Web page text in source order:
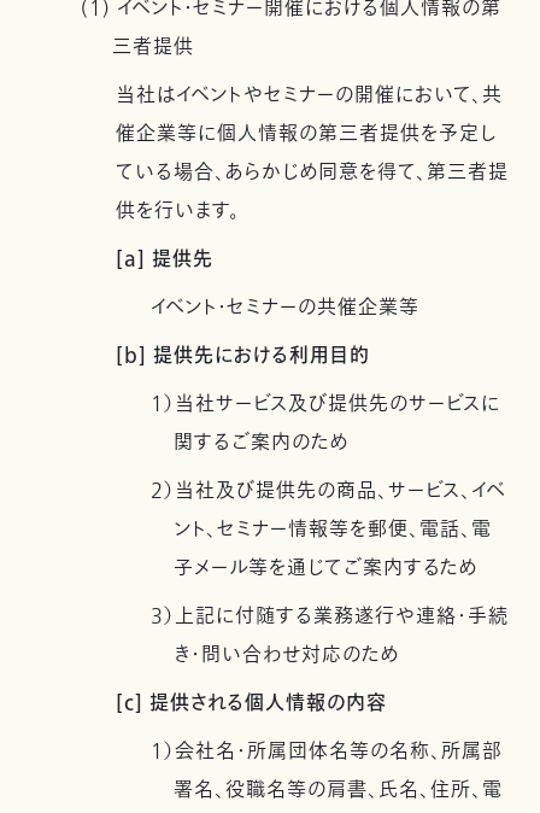
(1) イベント・セミナー開催における個人情報の第
三者提供
当社はイベントやセミナーの開催において、共
催企業等に個人情報の第三者提供を予定し
ている場合、あらかじめ同意を得て、第三者提
供を行います。
[a] 提供先
イベント・セミナーの共催企業等
[b] 提供先における利用目的
1）当社サービス及び提供先のサービスに
関するご案内のため
2）当社及び提供先の商品、サービス、イベ
ント、セミナー情報等を郵便、電話、電
子メール等を通じてご案内するため
3）上記に付随する業務遂行や連絡・手続
き・問い合わせ対応のため
[c] 提供される個人情報の内容
1）会社名・所属団体名等の名称、所属部
署名、役職名等の肩書、氏名、住所、電